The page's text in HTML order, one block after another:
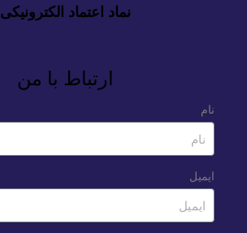
نماد اعتماد الکترونیکی
ارتباط با من
نام
ایمیل